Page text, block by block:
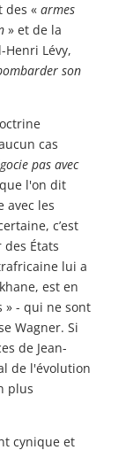
des « armes
» et de la
Lévy,
son
cas
pas avec
l'on dit
avec les
c’est
États
lui a
est en
» - qui ne sont
Wagner. Si
de Jean-
de l'évolution
plus
cynique et